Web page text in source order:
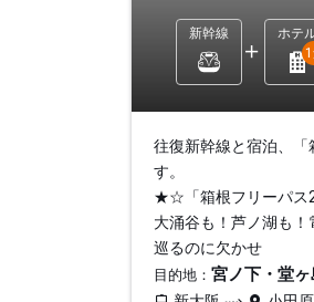
新幹線
ホテ
1
往復新幹線と宿泊、
す。
★☆「箱根フリーパ
大涌谷も！芦ノ湖も
巡るのに欠かせ
目的地： 宮ノ下・堂ヶ